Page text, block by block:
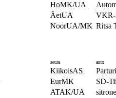
HoMK/UA
ÄetUA
NoorUA/MK Ritsa
seura auto
KiikoisAS
EurMK
SD-
ATAK/UA